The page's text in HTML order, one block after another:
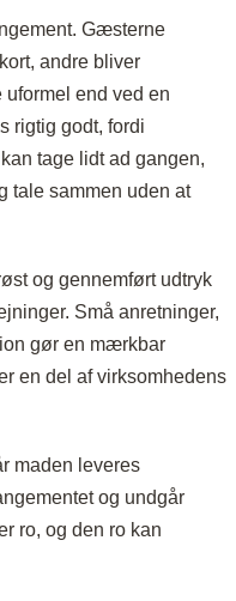
Gæsterne
andre bliver
end ved en
rigtig godt, fordi
tage lidt ad gangen,
tale sammen uden at
og gennemført udtryk
Små anretninger,
gør en mærkbar
en del af virksomhedens
maden leveres
og undgår
ro, og den ro kan